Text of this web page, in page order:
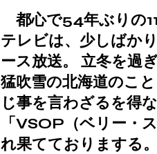
都心で54年ぶりの
テレビは、少しばか
ース放送。 立冬を過
猛吹雪の北海道のこ
じ事を言わざるを得
「VSOP（ベリー・
れ果てておりまする